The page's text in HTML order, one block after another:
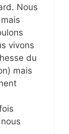
Nous
vivons
du
mais